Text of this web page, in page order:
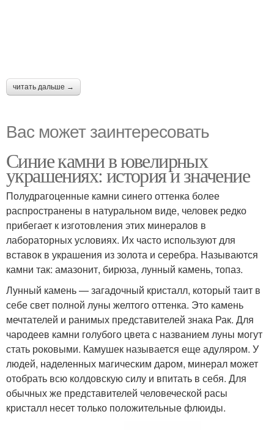
читать дальше →
Вас может заинтересовать
Синие камни в ювелирных
украшениях: история и значение
Полудрагоценные камни синего оттенка более
распространены в натуральном виде, человек редко
прибегает к изготовления этих минералов в
лабораторных условиях. Их часто используют для
вставок в украшения из золота и серебра. Называются
камни так: амазонит, бирюза, лунный камень, топаз.
Лунный камень — загадочный кристалл, который таит в
себе свет полной луны желтого оттенка. Это камень
мечтателей и ранимых представителей знака Рак. Для
чародеев камни голубого цвета с названием луны могут
стать роковыми. Камушек называется еще адуляром. У
людей, наделенных магическим даром, минерал может
отобрать всю колдовскую силу и впитать в себя. Для
обычных же представителей человеческой расы
кристалл несет только положительные флюиды.